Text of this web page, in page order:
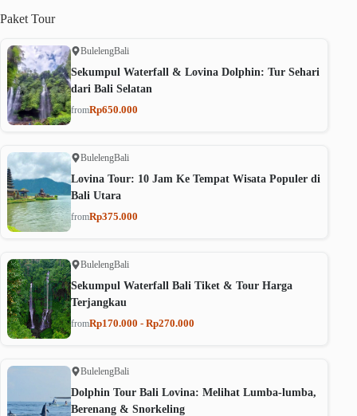
Paket Tour
BulelengBali
Sekumpul Waterfall & Lovina Dolphin: Tur Sehari
dari Bali Selatan
fromRp650.000
BulelengBali
Lovina Tour: 10 Jam Ke Tempat Wisata Populer di
Bali Utara
fromRp375.000
BulelengBali
Sekumpul Waterfall Bali Tiket & Tour Harga
Terjangkau
fromRp170.000 - Rp270.000
BulelengBali
Dolphin Tour Bali Lovina: Melihat Lumba-lumba,
Berenang & Snorkeling